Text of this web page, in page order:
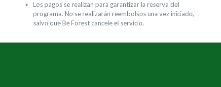
Los pagos se realizan para garantizar la reserva del
programa. No se realizarán reembolsos una vez iniciado,
salvo que Be Forest cancele el servicio.